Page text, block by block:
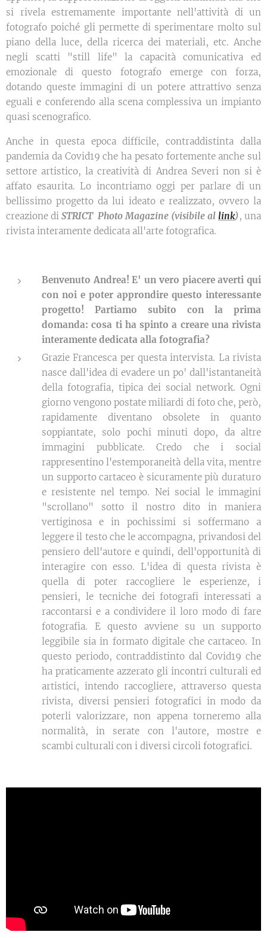
si rivela estremamente importante nell'attività di un
fotografo poiché gli permette di sperimentare molto sul
piano della luce, della ricerca dei materiali, etc. Anche
negli scatti "still life" la capacità comunicativa ed
emozionale di questo fotografo emerge con forza,
dotando queste immagini di un potere attrattivo senza
eguali e conferendo alla scena complessiva un impianto
quasi scenografico.
Anche in questa epoca difficile, contraddistinta dalla
pandemia da Covid19 che ha pesato fortemente anche sul
settore artistico, la creatività di Andrea Severi non si è
affato esaurita. Lo incontriamo oggi per parlare di un
bellissimo progetto da lui ideato e realizzato, ovvero la
creazione di STRICT Photo Magazine (visibile al link) , una
rivista interamente dedicata all'arte fotografica.
Benvenuto Andrea! E' un vero piacere averti qui
con noi e poter approndire questo interessante
progetto! Partiamo subito con la prima
domanda: cosa ti ha spinto a creare una rivista
interamente dedicata alla fotografia?
Grazie Francesca per questa intervista. La rivista
nasce dall'idea di evadere un po' dall'istantaneità
della fotografia, tipica dei social network. Ogni
giorno vengono postate miliardi di foto che, però,
rapidamente diventano obsolete in quanto
soppiantate, solo pochi minuti dopo, da altre
immagini pubblicate. Credo che i social
rappresentino l'estemporaneità della vita, mentre
un supporto cartaceo è sicuramente più duraturo
e resistente nel tempo. Nei social le immagini
"scrollano" sotto il nostro dito in maniera
vertiginosa e in pochissimi si soffermano a
leggere il testo che le accompagna, privandosi del
pensiero dell'autore e quindi, dell'opportunità di
interagire con esso. L'idea di questa rivista è
quella di poter raccogliere le esperienze, i
pensieri, le tecniche dei fotografi interessati a
raccontarsi e a condividere il loro modo di fare
fotografia. E questo avviene su un supporto
leggibile sia in formato digitale che cartaceo. In
questo periodo, contraddistinto dal Covid19 che
ha praticamente azzerato gli incontri culturali ed
artistici, intendo raccogliere, attraverso questa
rivista, diversi pensieri fotografici in modo da
poterli valorizzare, non appena torneremo alla
normalità, in serate con l'autore, mostre e
scambi culturali con i diversi circoli fotografici.